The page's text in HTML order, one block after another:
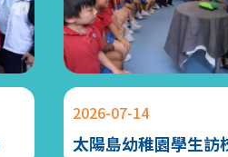
2026-07-14
太陽島幼稚園學生訪